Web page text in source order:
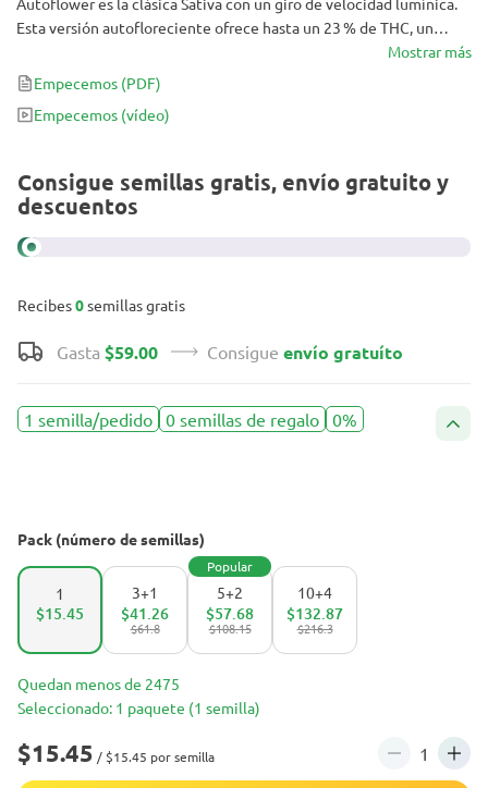
Esta versión autofloreciente ofrece hasta un 23 % de THC, un
aroma especiado con pino y miel, y un colocón activo que despeja
la mente. Una favorita para la concentración, la creatividad y el
alivio del estrés: pura energía cerebral en formato exprés.
Mostrar más
Empecemos (PDF)
Empecemos (vídeo)
Consigue semillas gratis, envío gratuito y
descuentos
Recibes0semillas gratis
Gasta $59.00 Consigue envío gratuíto
1 semilla/pedido 0 semillas de regalo 0%
Pack (número de semillas)
1
$15.45
3+1
$61.8
$41.26
5+2
Popular
$108.15
$57.68
10+4
$216.3
$132.87
Quedan menos de 2475
Seleccionado: 1 paquete (1 semilla)
$15.45 / $15.45 por semilla